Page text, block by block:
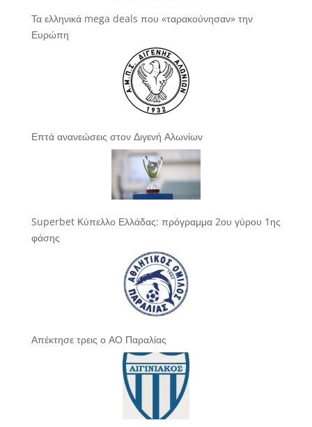
Τα ελληνικά mega deals που «ταρακούνησαν» την
Ευρώπη
Επτά ανανεώσεις στον Διγενή Αλωνίων
Superbet Κύπελλο Ελλάδας: πρόγραμμα 2ου γύρου 1ης
φάσης
Απέκτησε τρεις ο ΑΟ Παραλίας